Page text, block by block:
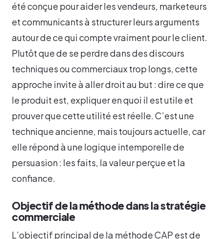
été conçue pour aider les vendeurs, marketeurs
et communicants à structurer leurs arguments
autour de ce qui compte vraiment pour le client.
Plutôt que de se perdre dans des discours
techniques ou commerciaux trop longs, cette
approche invite à aller droit au but : dire ce que
le produit est, expliquer en quoi il est utile et
prouver que cette utilité est réelle. C’est une
technique ancienne, mais toujours actuelle, car
elle répond à une logique intemporelle de
persuasion : les faits, la valeur perçue et la
confiance.
Objectif de la méthode dans la stratégie
commerciale
L’objectif principal de la méthode CAP est de